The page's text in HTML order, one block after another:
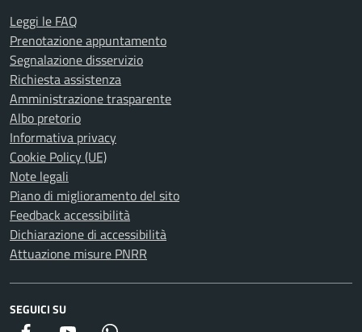
Leggi le FAQ
Prenotazione appuntamento
Segnalazione disservizio
Richiesta assistenza
Amministrazione trasparente
Albo pretorio
Informativa privacy
Cookie Policy (UE)
Note legali
Piano di miglioramento del sito
Feedback accessibilità
Dichiarazione di accessibilità
Attuazione misure PNRR
SEGUICI SU